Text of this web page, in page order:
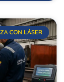
CON LÁSER